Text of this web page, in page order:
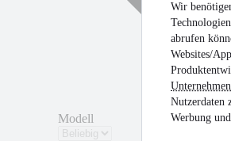
Wir
abrufen
Websites/
Nutzerdaten
Werbung
Modell